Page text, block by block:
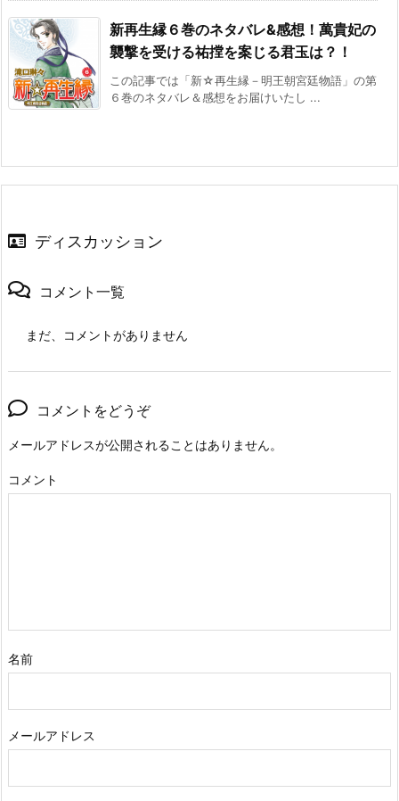
新再生縁６巻のネタバレ&感想！萬貴妃の
襲撃を受ける祐摚を案じる君玉は？！
この記事では「新☆再生縁－明王朝宮廷物語」の第
６巻のネタバレ＆感想をお届けいたし ...
ディスカッション
コメント一覧
まだ、コメントがありません
コメントをどうぞ
メールアドレスが公開されることはありません。
コメント
名前
メールアドレス